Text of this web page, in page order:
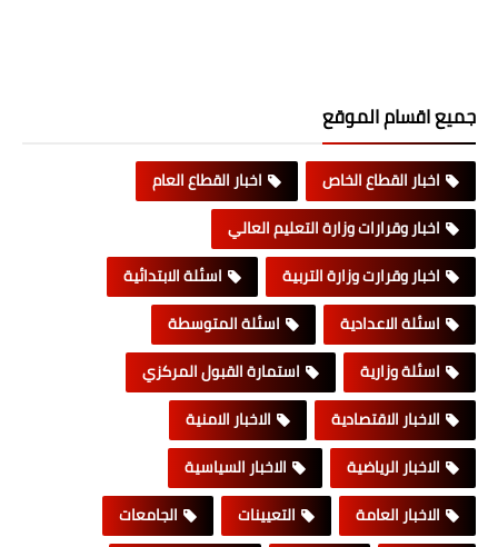
جميع اقسام الموقع
اخبار القطاع الخاص
اخبار القطاع العام
اخبار وقرارات وزارة التعليم العالي
اخبار وقرارت وزارة التربية
اسئلة الابتدائية
اسئلة الاعدادية
اسئلة المتوسطة
اسئلة وزارية
استمارة القبول المركزي
الاخبار الاقتصادية
الاخبار الامنية
الاخبار الرياضية
الاخبار السياسية
الاخبار العامة
التعيينات
الجامعات